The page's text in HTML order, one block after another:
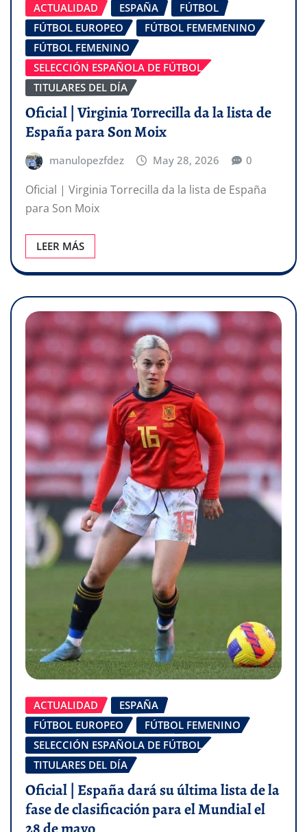
ACTUALIDAD ESPAÑA
FÚTBOL
FÚTBOL EUROPEO
FÚTBOL FEMEMENINO
FÚTBOL FEMENINO
SELECCIÓN ESPAÑOLA DE FÚTBOL
TITULARES DEL DÍA
Oficial | Virginia Torrecilla da la lista de
España para Son Moix
manulopezfdez May 28, 2026 0
Oficial | Virginia Torrecilla da la lista de España
para Son Moix
LEER MÁS
ACTUALIDAD
ESPAÑA
FÚTBOL EUROPEO
FÚTBOL FEMENINO
SELECCIÓN ESPAÑOLA DE FÚTBOL
TITULARES DEL DÍA
Oficial | España dará su última lista de la
fase de clasificación para el Mundial el